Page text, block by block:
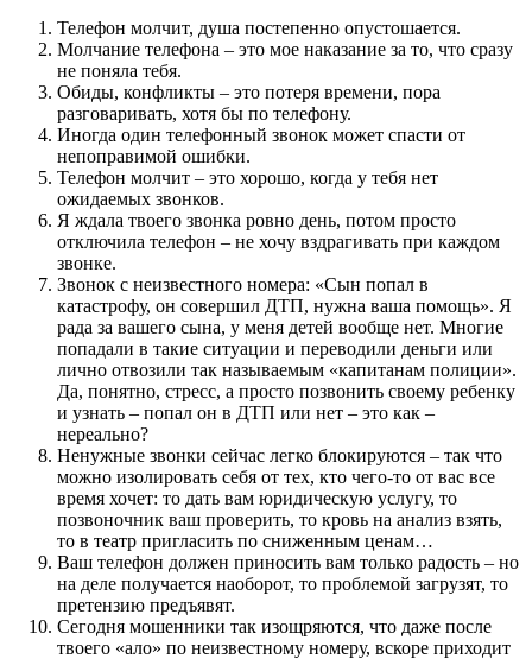
Телефон молчит, душа постепенно опустошается.
Молчание телефона – это мое наказание за то, что сразу
не поняла тебя.
Обиды, конфликты – это потеря времени, пора
разговаривать, хотя бы по телефону.
Иногда один телефонный звонок может спасти от
непоправимой ошибки.
Телефон молчит – это хорошо, когда у тебя нет
ожидаемых звонков.
Я ждала твоего звонка ровно день, потом просто
отключила телефон – не хочу вздрагивать при каждом
звонке.
Звонок с неизвестного номера: «Сын попал в
катастрофу, он совершил ДТП, нужна ваша помощь». Я
рада за вашего сына, у меня детей вообще нет. Многие
попадали в такие ситуации и переводили деньги или
лично отвозили так называемым «капитанам полиции».
Да, понятно, стресс, а просто позвонить своему ребенку
и узнать – попал он в ДТП или нет – это как –
нереально?
Ненужные звонки сейчас легко блокируются – так что
можно изолировать себя от тех, кто чего-то от вас все
время хочет: то дать вам юридическую услугу, то
позвоночник ваш проверить, то кровь на анализ взять,
то в театр пригласить по сниженным ценам…
Ваш телефон должен приносить вам только радость – но
на деле получается наоборот, то проблемой загрузят, то
претензию предъявят.
Сегодня мошенники так изощряются, что даже после
твоего «ало» по неизвестному номеру, вскоре приходит